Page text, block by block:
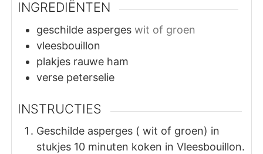
INGREDIËNTEN
geschilde asperges wit of groen
vleesbouillon
plakjes rauwe ham
verse peterselie
INSTRUCTIES
Geschilde asperges ( wit of groen) in
stukjes 10 minuten koken in Vleesbouillon.